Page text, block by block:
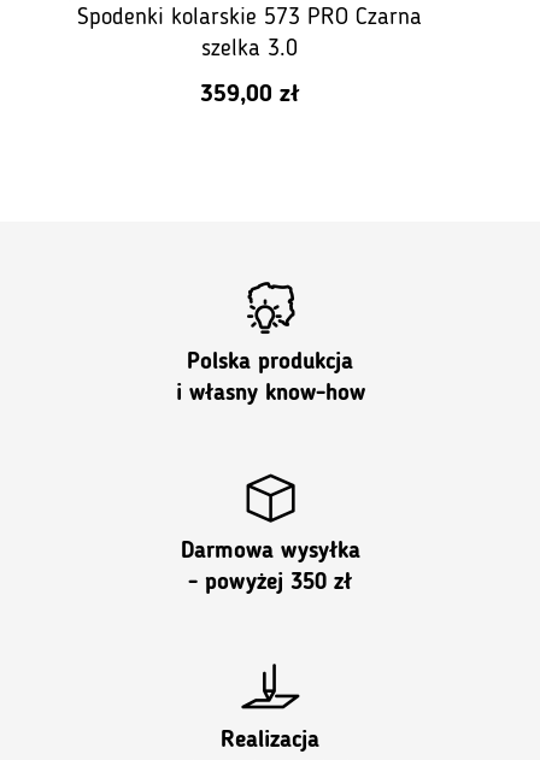
Spodenki kolarskie 573 PRO Czarna
szelka 3.0
359,00 zł
Polska produkcja
i własny know-how
Darmowa wysyłka
- powyżej 350 zł
Realizacja